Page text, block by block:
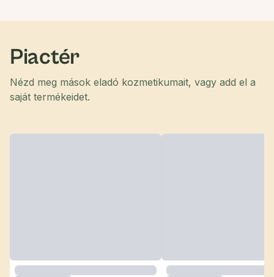
Piactér
Nézd meg mások eladó kozmetikumait, vagy add el a
saját termékeidet.